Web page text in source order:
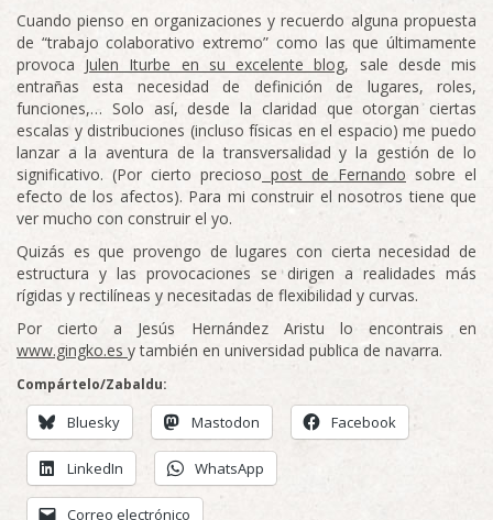
Cuando pienso en organizaciones y recuerdo alguna propuesta
de “trabajo colaborativo extremo” como las que últimamente
provoca Julen Iturbe en su excelente blog, sale desde mis
entrañas esta necesidad de definición de lugares, roles,
funciones,… Solo así, desde la claridad que otorgan ciertas
escalas y distribuciones (incluso físicas en el espacio) me puedo
lanzar a la aventura de la transversalidad y la gestión de lo
significativo. (Por cierto precioso post de Fernando sobre el
efecto de los afectos). Para mi construir el nosotros tiene que
ver mucho con construir el yo.
Quizás es que provengo de lugares con cierta necesidad de
estructura y las provocaciones se dirigen a realidades más
rígidas y rectilíneas y necesitadas de flexibilidad y curvas.
Por cierto a Jesús Hernández Aristu lo encontrais en
www.gingko.es y también en universidad publica de navarra.
Compártelo/Zabaldu:
Bluesky Mastodon Facebook
LinkedIn WhatsApp
Correo electrónico